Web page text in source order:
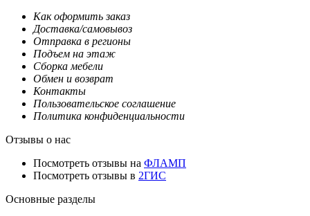
Как оформить заказ
Доставка/самовывоз
Отправка в регионы
Подъем на этаж
Сборка мебели
Обмен и возврат
Контакты
Пользовательское соглашение
Политика конфиденциальности
Отзывы о нас
Посмотреть отзывы на ФЛАМП
Посмотреть отзывы в 2ГИС
Основные разделы